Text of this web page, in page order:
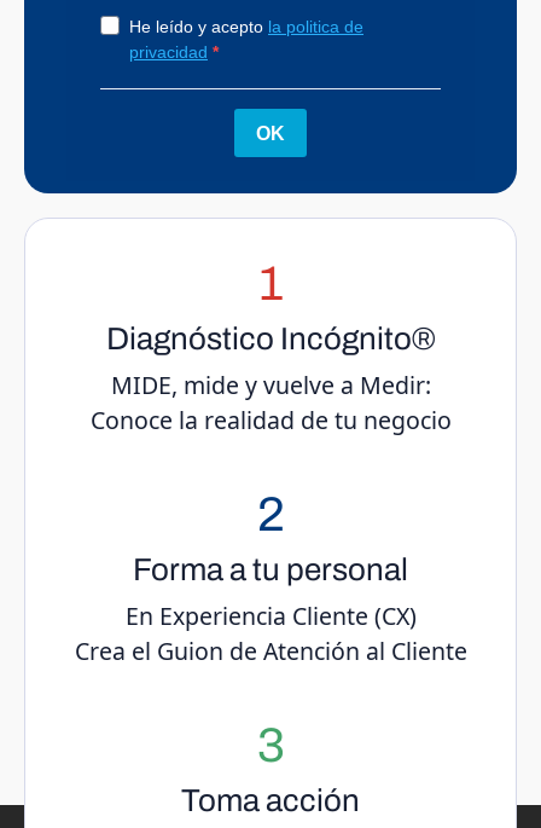
1
Diagnóstico Incógnito®
MIDE, mide y vuelve a Medir:
Conoce la realidad de tu negocio
2
Forma a tu personal
En Experiencia Cliente (CX)
Crea el Guion de Atención al Cliente
3
Toma acción